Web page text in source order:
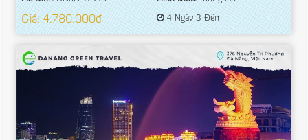
Giá: 4.780.000đ 4 Ngày 3 Đêm